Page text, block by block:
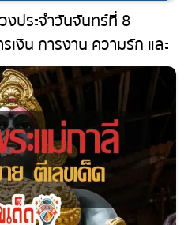
ประจำวันจันทร์ที่ 8
เงิน การงาน ความรัก และ